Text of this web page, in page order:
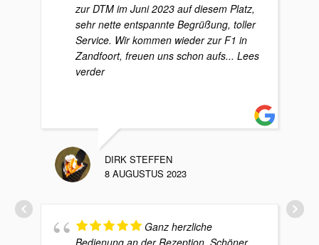
zur DTM im Juni 2023 auf diesem Platz,
sehr nette entspannte Begrüßung, toller
Service. Wir kommen wieder zur F1 in
Zandfoort, freuen uns schon aufs... Lees
verder
DIRK STEFFEN
8 AUGUSTUS 2023
Ganz herzliche